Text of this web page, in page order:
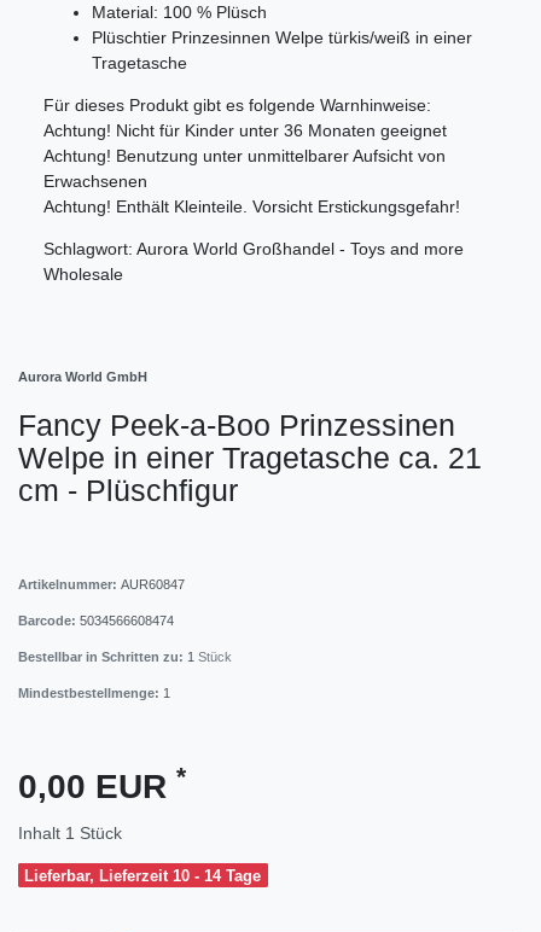
Material: 100 % Plüsch
Plüschtier Prinzesinnen Welpe türkis/weiß in einer
Tragetasche
Für dieses Produkt gibt es folgende Warnhinweise:
Achtung! Nicht für Kinder unter 36 Monaten geeignet
Achtung! Benutzung unter unmittelbarer Aufsicht von
Erwachsenen
Achtung! Enthält Kleinteile. Vorsicht Erstickungsgefahr!
Schlagwort: Aurora World Großhandel - Toys and more
Wholesale
Aurora World GmbH
Fancy Peek-a-Boo Prinzessinen
Welpe in einer Tragetasche ca. 21
cm - Plüschfigur
Artikelnummer: AUR60847
Barcode: 5034566608474
Bestellbar in Schritten zu: 1 Stück
Mindestbestellmenge: 1
0,00 EUR *
Inhalt 1 Stück
Lieferbar, Lieferzeit 10 - 14 Tage